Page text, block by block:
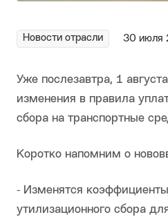
Новости отрасли 30 июля
Уже послезавтра, 1
изменения в правила
сбора на транспортные
Коротко напомним о
⁃ Изменятся
утилизационного сбора